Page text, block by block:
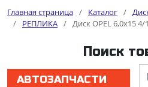
Главная страница / Каталог /
/
РЕПЛИКА / Диск OPEL 6,0x15 4/
Поиск
АВТОЗАПЧАСТИ